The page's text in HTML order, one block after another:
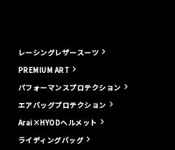
レーシングレザースーツ
PREMIUM ART
パフォーマンスプロテクション
エアバッグプロテクション
Arai×HYODヘルメット
ライディングバッグ